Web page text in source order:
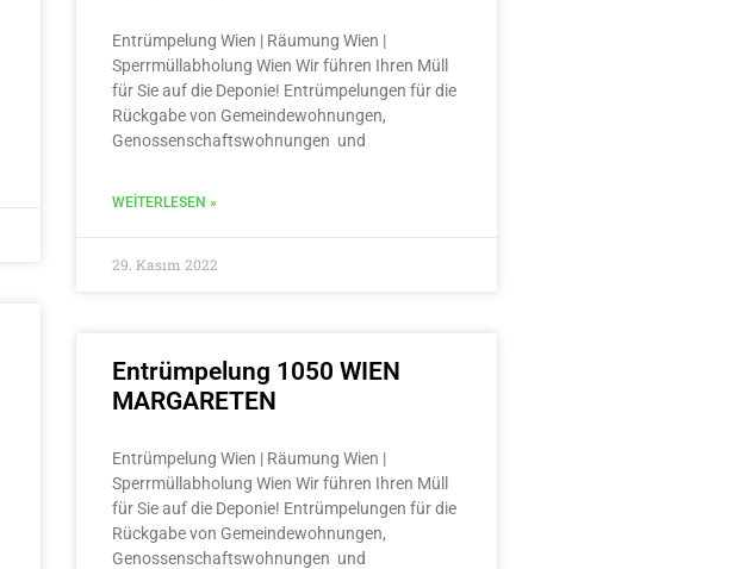
Entrümpelung Wien | Räumung Wien |
Sperrmüllabholung Wien Wir führen Ihren Müll
für Sie auf die Deponie! Entrümpelungen für die
Rückgabe von Gemeindewohnungen,
Genossenschaftswohnungen und
WEITERLESEN »
29. Kasım 2022
Entrümpelung 1050 WIEN
MARGARETEN
Entrümpelung Wien | Räumung Wien |
Sperrmüllabholung Wien Wir führen Ihren Müll
für Sie auf die Deponie! Entrümpelungen für die
Rückgabe von Gemeindewohnungen,
Genossenschaftswohnungen und